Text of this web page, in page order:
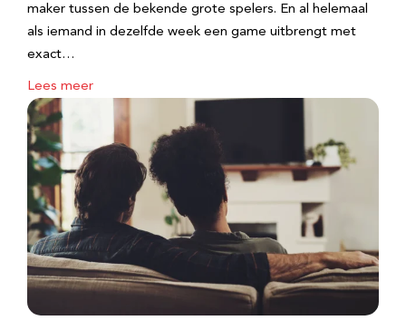
maker tussen de bekende grote spelers. En al helemaal
als iemand in dezelfde week een game uitbrengt met
exact…
Lees meer